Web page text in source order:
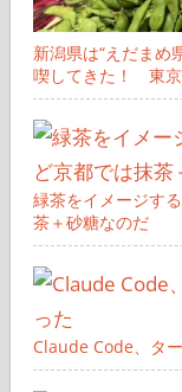
新潟県は“えだまめ
喫してきた！ 東京
緑茶をイメージす
茶＋砂糖なのだ
Claude Code、タ